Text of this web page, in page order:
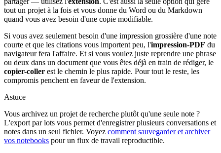
tout un projet à la fois et vous donne du Word ou du Markdown
quand vous avez besoin d'une copie modifiable.
Si vous avez seulement besoin d'une impression grossière d'une note
courte et que les citations vous importent peu, l'impression-PDF du
navigateur fera l'affaire. Et si vous voulez juste reprendre une phrase
ou deux dans un document que vous êtes déjà en train de rédiger, le
copier-coller est le chemin le plus rapide. Pour tout le reste, les
compromis penchent en faveur de l'extension.
Astuce
Vous archivez un projet de recherche plutôt qu'une seule note ?
L'export par lots vous permet d'enregistrer plusieurs conversations et
notes dans un seul fichier. Voyez comment sauvegarder et archiver
vos notebooks pour un flux de travail reproductible.